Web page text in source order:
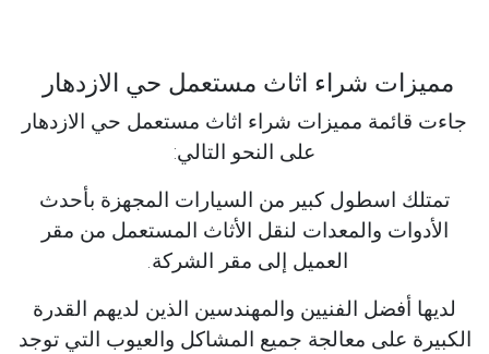
مميزات شراء اثاث مستعمل حي الازدهار
جاءت قائمة مميزات شراء اثاث مستعمل حي الازدهار
على النحو التالي:
تمتلك اسطول كبير من السيارات المجهزة بأحدث
الأدوات والمعدات لنقل الأثاث المستعمل من مقر
العميل إلى مقر الشركة.
لديها أفضل الفنيين والمهندسين الذين لديهم القدرة
الكبيرة على معالجة جميع المشاكل والعيوب التي توجد